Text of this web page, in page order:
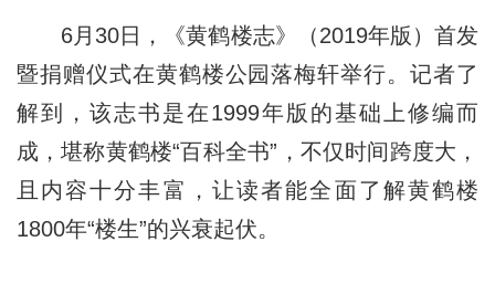
6月30日，《黄鹤楼志》（2019年版）首发
暨捐赠仪式在黄鹤楼公园落梅轩举行。记者了
解到，该志书是在1999年版的基础上修编而
成，堪称黄鹤楼“百科全书”，不仅时间跨度大，
且内容十分丰富，让读者能全面了解黄鹤楼
1800年“楼生”的兴衰起伏。